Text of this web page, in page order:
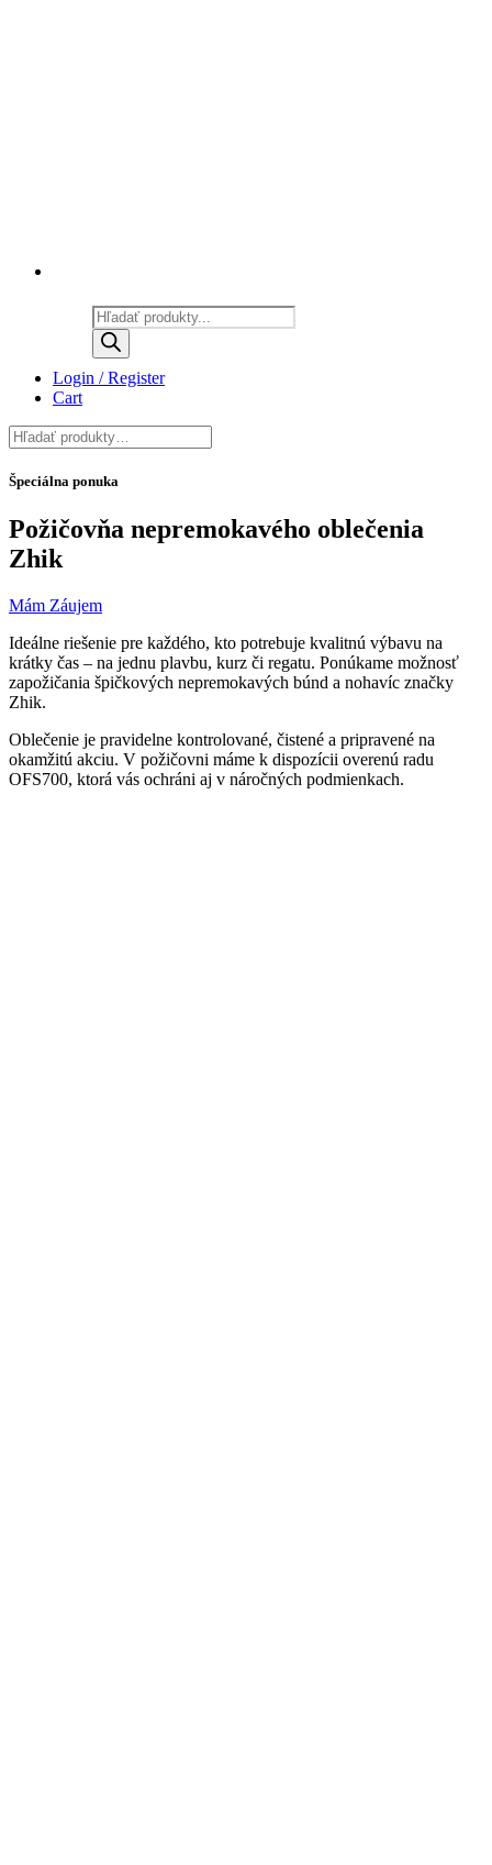
Products
search
Login / Register
Cart
Špeciálna ponuka
Požičovňa nepremokavého oblečenia
Zhik
Mám Záujem
Ideálne riešenie pre každého, kto potrebuje kvalitnú výbavu na
krátky čas – na jednu plavbu, kurz či regatu. Ponúkame možnosť
zapožičania špičkových nepremokavých búnd a nohavíc značky
Zhik.
Oblečenie je pravidelne kontrolované, čistené a pripravené na
okamžitú akciu. V požičovni máme k dispozícii overenú radu
OFS700, ktorá vás ochráni aj v náročných podmienkach.